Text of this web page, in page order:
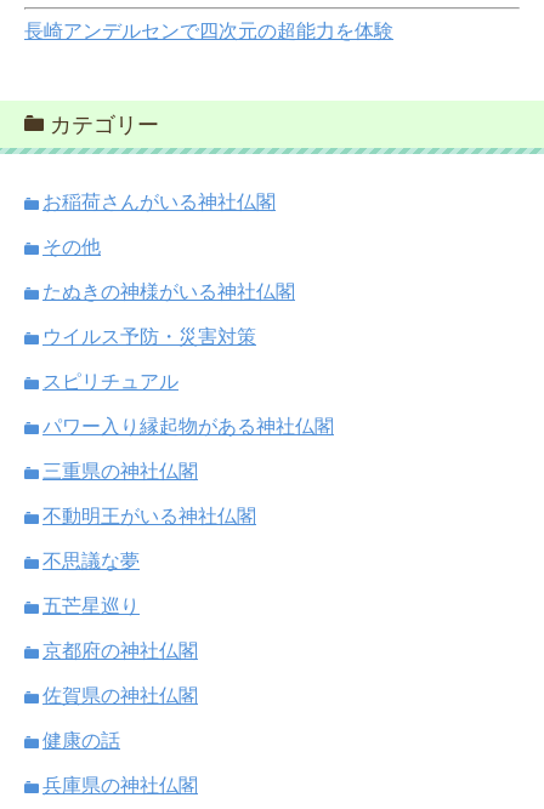
長崎アンデルセンで四次元の超能力を体験
カテゴリー
お稲荷さんがいる神社仏閣
その他
たぬきの神様がいる神社仏閣
ウイルス予防・災害対策
スピリチュアル
パワー入り縁起物がある神社仏閣
三重県の神社仏閣
不動明王がいる神社仏閣
不思議な夢
五芒星巡り
京都府の神社仏閣
佐賀県の神社仏閣
健康の話
兵庫県の神社仏閣